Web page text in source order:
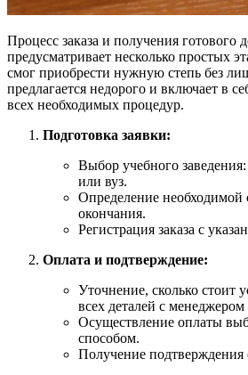
Процесс заказа и получения готового
предусматривает несколько простых
смог приобрести нужную степь без
предлагается недорого и включает в
всех необходимых процедур.
Подготовка заявки:
Выбор учебного
или вуз.
Определение необходимой
окончания.
Регистрация заказа с
Оплата и подтверждение:
Уточнение, сколько стоит
всех деталей с
Осуществление оплаты
способом.
Получение